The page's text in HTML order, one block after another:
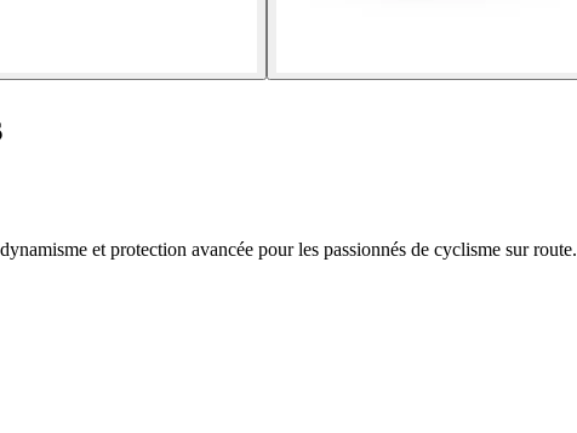
et protection avancée pour les passionnés de cyclisme sur route.